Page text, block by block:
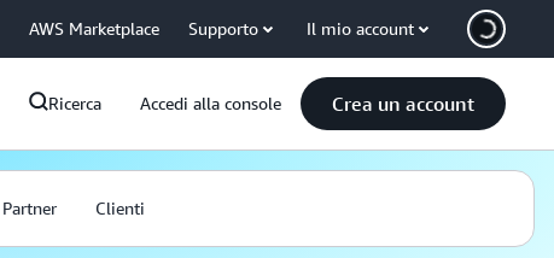
AWS Marketplace Supporto Il mio account
Ricerca Accedi alla console Crea un account
Partner Clienti